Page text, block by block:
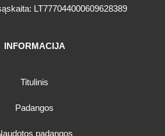
LT777044000609628389
INFORMACIJA
Titulinis
Padangos
padangos